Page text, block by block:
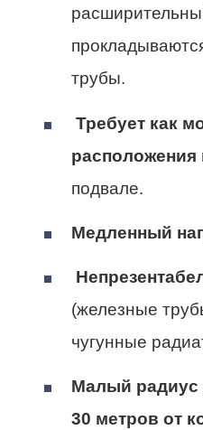
трубы.
Требует как
расположения
подвале.
Медленный
(железные
чугунные
Малый радиус
30 метров от